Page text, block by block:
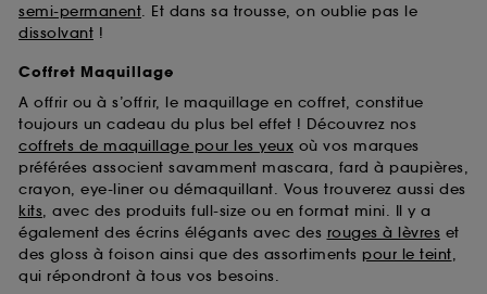
semi-permanent. Et dans sa trousse, on oublie pas le
dissolvant !
Coffret Maquillage
A offrir ou à s’offrir, le maquillage en coffret, constitue
toujours un cadeau du plus bel effet ! Découvrez nos
coffrets de maquillage pour les yeux où vos marques
préférées associent savamment mascara, fard à paupières,
crayon, eye-liner ou démaquillant. Vous trouverez aussi des
kits, avec des produits full-size ou en format mini. Il y a
également des écrins élégants avec des rouges à lèvres et
des gloss à foison ainsi que des assortiments pour le teint,
qui répondront à tous vos besoins.